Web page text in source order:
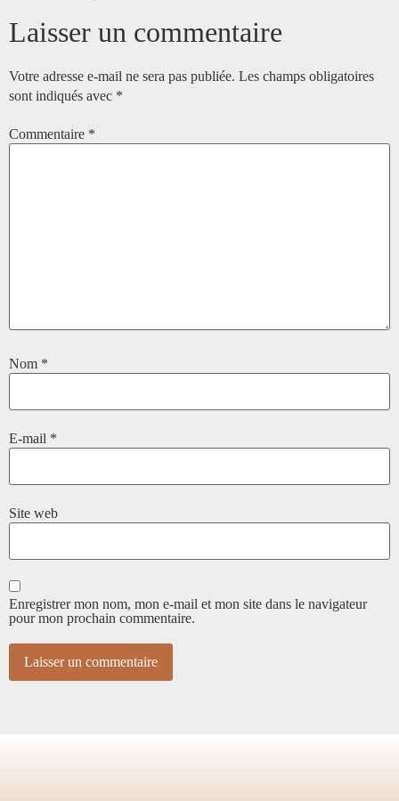
Laisser un commentaire
Votre adresse e-mail ne sera pas publiée. Les champs obligatoires
sont indiqués avec *
Commentaire *
Nom *
E-mail *
Site web
Enregistrer mon nom, mon e-mail et mon site dans le navigateur
pour mon prochain commentaire.